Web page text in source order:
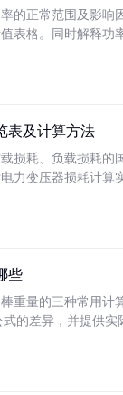
的正常范围及影响
表格。同时解释
表及计算方法
损耗、负载损耗的
力变压器损耗计算
些
重量的三种常用计
式的差异，并提供